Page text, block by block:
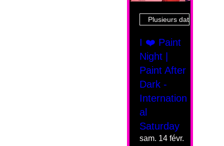
Plusieurs dates
I ❤️ Paint
Night |
Paint After
Dark -
Internation
al
Saturday
sam. 14 févr.